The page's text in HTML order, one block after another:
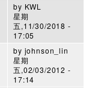
by KWL
星期
五,11/30/2018 -
17:05
by johnson_lin
星期
五,02/03/2012 -
17:14